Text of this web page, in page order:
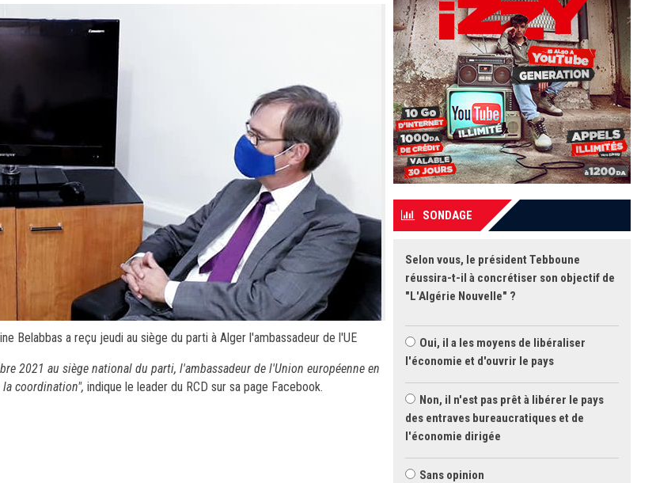
Belabbas a reçu jeudi au siège du parti à Alger l'ambassadeur de l'UE
2021 au siège national du parti, l'ambassadeur de l'Union européenne en
la coordination", indique le leader du RCD sur sa page Facebook.
SONDAGE
Selon vous, le président Tebboune
réussira-t-il à concrétiser son objectif de
"L'Algérie Nouvelle" ?
Oui, il a les moyens de libéraliser
l'économie et d'ouvrir le pays
Non, il n'est pas prêt à libérer le pays
des entraves bureaucratiques et de
l'économie dirigée
Sans opinion